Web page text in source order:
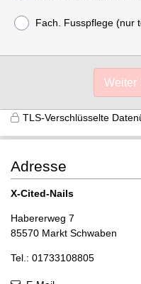
Fach. Fusspflege (nur
Weiter
TLS-Verschlüsselte
Adresse
X-Cited-Nails
Habererweg 7
85570 Markt Schwaben
Tel.: 01733108805